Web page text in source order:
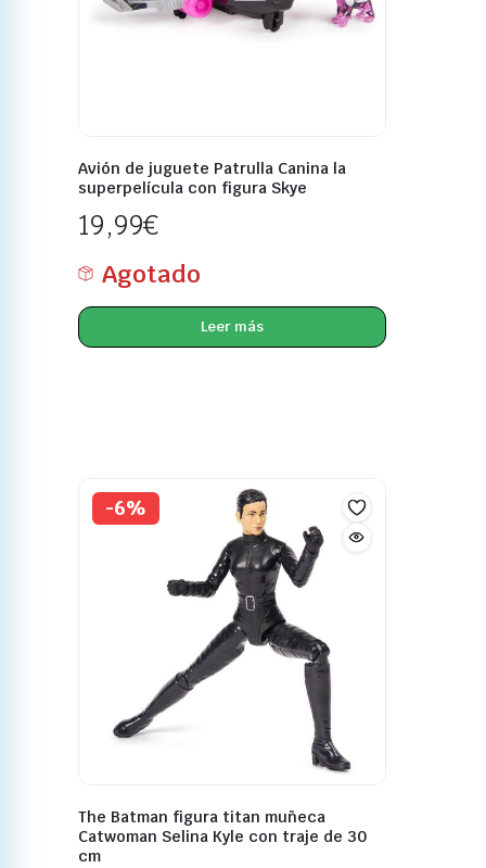
Avión de juguete Patrulla Canina la
superpelícula con figura Skye
19,99€
Agotado
Leer más
-6%
The Batman figura titan muñeca
Catwoman Selina Kyle con traje de 30
cm